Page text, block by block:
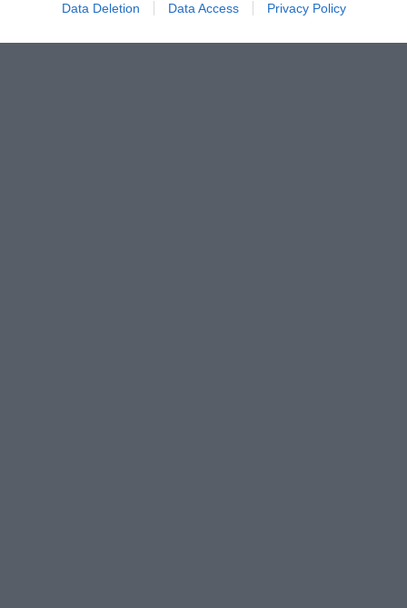
Data Deletion Data Access Privacy Policy